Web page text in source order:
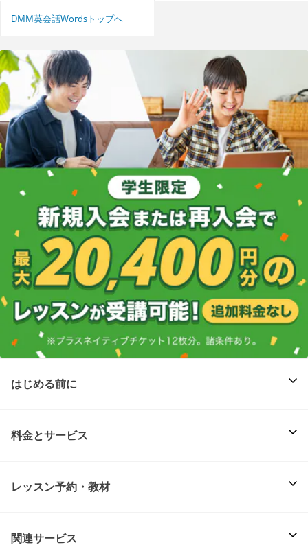
DMM英会話Wordsトップへ
はじめる前に
料金とサービス
レッスン予約・教材
関連サービス